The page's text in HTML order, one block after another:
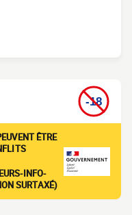
ÊTRE
INFO-
SURTAXÉ)